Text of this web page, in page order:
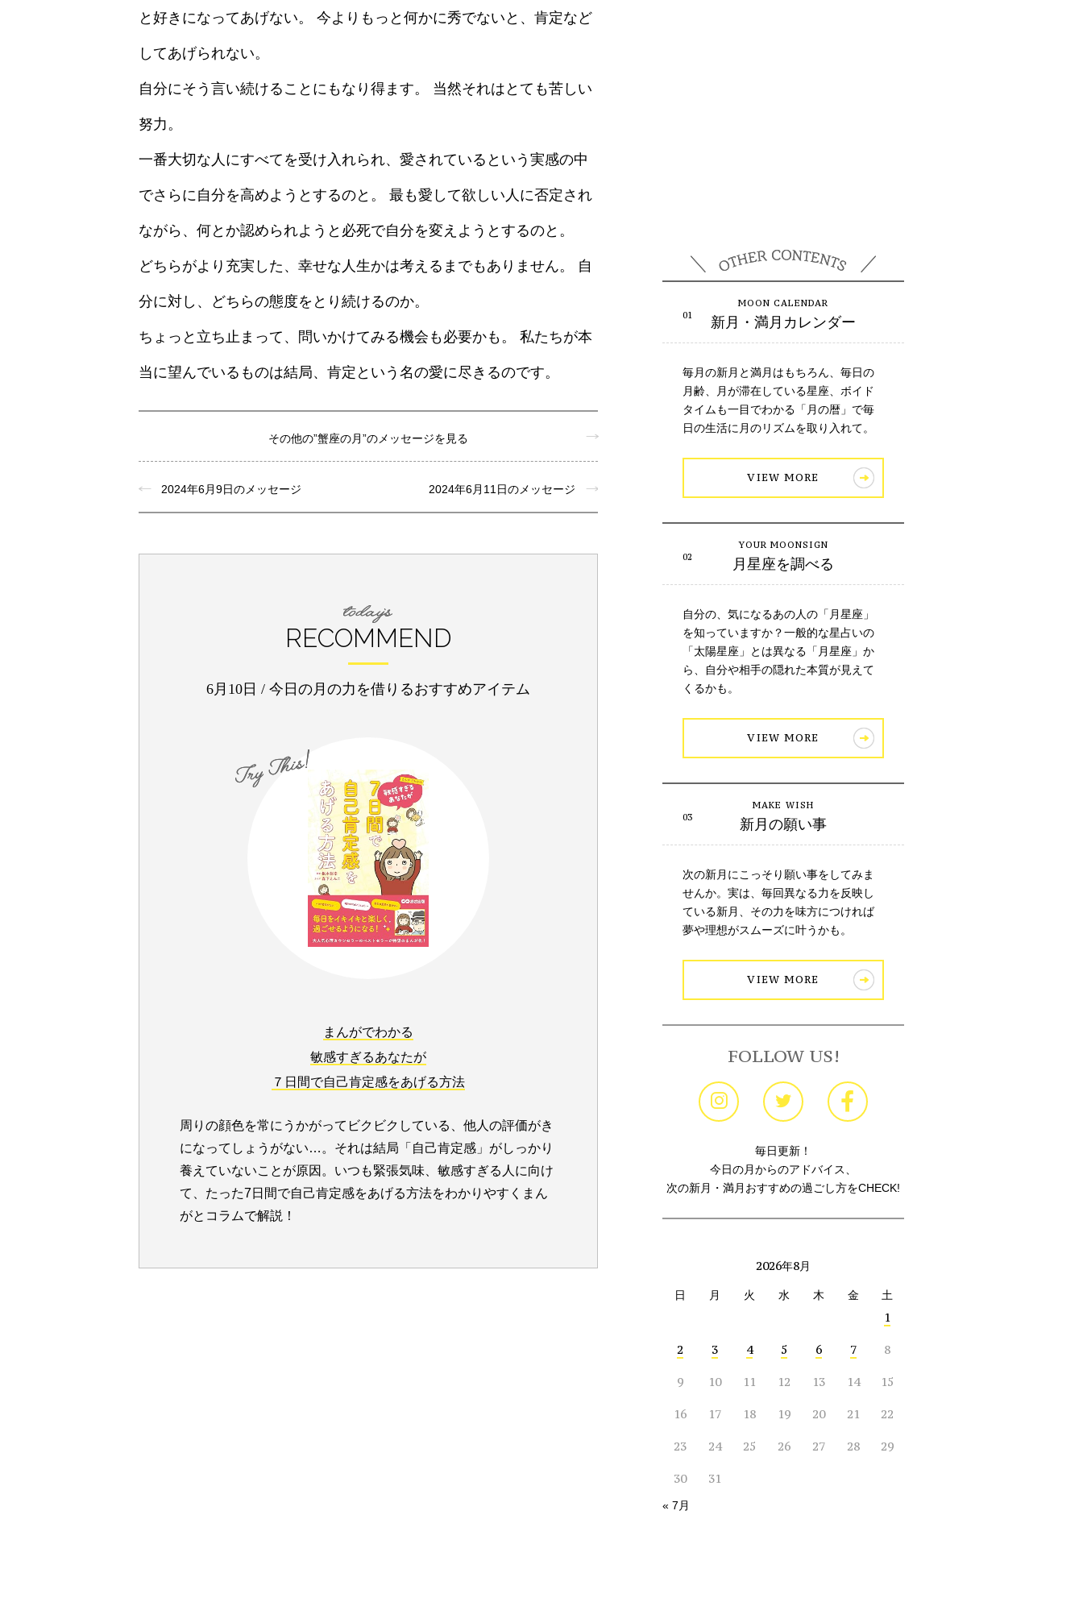
と好きになってあげない。 今よりもっと何かに秀でないと、肯定など
してあげられない。
自分にそう言い続けることにもなり得ます。 当然それはとても苦しい
努力。
一番大切な人にすべてを受け入れられ、愛されているという実感の中
でさらに自分を高めようとするのと。 最も愛して欲しい人に否定され
ながら、何とか認められようと必死で自分を変えようとするのと。
どちらがより充実した、幸せな人生かは考えるまでもありません。 自
分に対し、どちらの態度をとり続けるのか。
ちょっと立ち止まって、問いかけてみる機会も必要かも。 私たちが本
当に望んでいるものは結局、肯定という名の愛に尽きるのです。
その他の”蟹座の月”のメッセージを見る
2024年6月9日のメッセージ 2024年6月11日のメッセージ
RECOMMEND
6月10日 / 今日の月の力を借りるおすすめアイテム
まんがでわかる
敏感すぎるあなたが
７日間で自己肯定感をあげる方法
周りの顔色を常にうかがってビクビクしている、他人の評価がき
になってしょうがない…。それは結局「自己肯定感」がしっかり
養えていないことが原因。いつも緊張気味、敏感すぎる人に向け
て、たった7日間で自己肯定感をあげる方法をわかりやすくまん
がとコラムで解説！
新月・満月カレンダー
毎月の新月と満月はもちろん、毎日の
月齢、月が滞在している星座、ボイド
タイムも一目でわかる「月の暦」で毎
日の生活に月のリズムを取り入れて。
VIEW MORE
月星座を調べる
自分の、気になるあの人の「月星座」
を知っていますか？一般的な星占いの
「太陽星座」とは異なる「月星座」か
ら、自分や相手の隠れた本質が見えて
くるかも。
VIEW MORE
新月の願い事
次の新月にこっそり願い事をしてみま
せんか。実は、毎回異なる力を反映し
ている新月、その力を味方につければ
夢や理想がスムーズに叶うかも。
VIEW MORE
FOLLOW US!
毎日更新！
今日の月からのアドバイス、
次の新月・満月おすすめの過ごし方をCHECK!
2026年8月
日 月 火 水 木 金 土
1
2 3 4 5 6 7 8
9 10 11 12 13 14 15
16 17 18 19 20 21 22
23 24 25 26 27 28 29
30 31
« 7月